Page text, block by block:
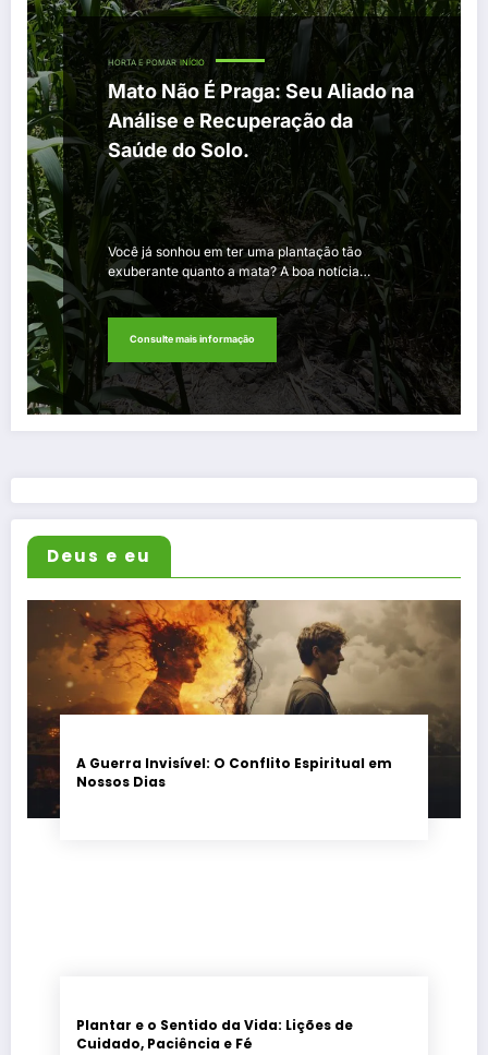
HORTA E POMAR INÍCIO
Mato Não É Praga: Seu Aliado na
Análise e Recuperação da
Saúde do Solo.
Você já sonhou em ter uma plantação tão
exuberante quanto a mata? A boa notícia…
Consulte mais informação
Deus e eu
A Guerra Invisível: O Conflito Espiritual em
Nossos Dias
Plantar e o Sentido da Vida: Lições de
Cuidado, Paciência e Fé